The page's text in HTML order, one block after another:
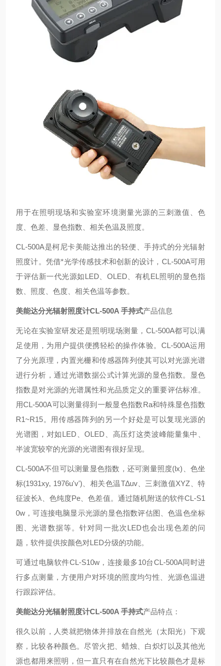
用于在照明现场和实验室环境测量光源的三刺激值、色
度、色差、显色指数、相关色温及照度。
CL-500A是柯尼卡美能达推出的轻便、手持式的分光辐射
照度计。凭借*光学传感技术和创新的设计，CL-500A可用
于评估新一代光源如LED、OLED、有机EL照明的显色指
数、照度、色度、相关色温等参数。
美能达分光辐射照度计CL-500A 手持式产品信息
无论在实验室研发还是照明现场测量，CL-500A都可以满
足使用，为用户提供便携轻松的操作体验。CL-500A运用
了分光原理，内置光栅和传感器阵列使其可以对光源光谱
进行分析，通过光谱数据公式计算光源的显色指数。显色
指数是对光源的光谱属性和光品质定义的重要评估标准。
用CL-500A可以测量得到一般显色指数Ra和特殊显色指数
R1~R15。用传感器阵列的另一个好处是可以复现光源的
光谱图，对如LED、OLED、高压灯这类波峰能量集中、
半波宽较窄的光源的光谱图有很好呈现。
CL-500A不但可以测量显色指数，还可测量照度(lx)、色坐
标(1931xy, 1976u'v')、相关色温T∆uv、三刺激值XYZ、特
征波长λ、色纯度Pe、色差值。通过随机附送的软件CL-S1
0w，可连接电脑显示光源的显色指数评估图、色温色坐标
图、光谱数据等。针对同一批次LED也会出现色差的问
题，软件提供按颜色对LED分级的功能。
可通过电脑软件CL-S10w，连接最多10台CL-500A同时进
行多点测量，方便用户对环境的照度均匀性、光源色温进
行跟踪评估。
美能达分光辐射照度计CL-500A 手持式产品特点：
很久以前，人类就把物体并排放在自然光（太阳光）下观
察，比较各种颜色。尽管火把、蜡烛、白炽灯以及其他光
源也都用来照明，但一直只有在自然光下比较颜色才是标